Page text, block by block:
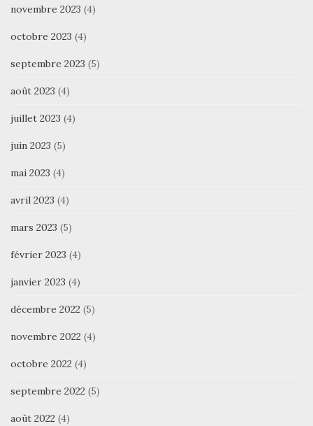
novembre 2023 (4)
octobre 2023 (4)
septembre 2023 (5)
août 2023 (4)
juillet 2023 (4)
juin 2023 (5)
mai 2023 (4)
avril 2023 (4)
mars 2023 (5)
février 2023 (4)
janvier 2023 (4)
décembre 2022 (5)
novembre 2022 (4)
octobre 2022 (4)
septembre 2022 (5)
août 2022 (4)